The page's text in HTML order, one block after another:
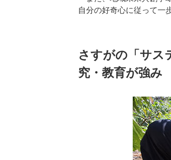
自分の好奇心に従って一
さすがの「サス
究・教育が強み